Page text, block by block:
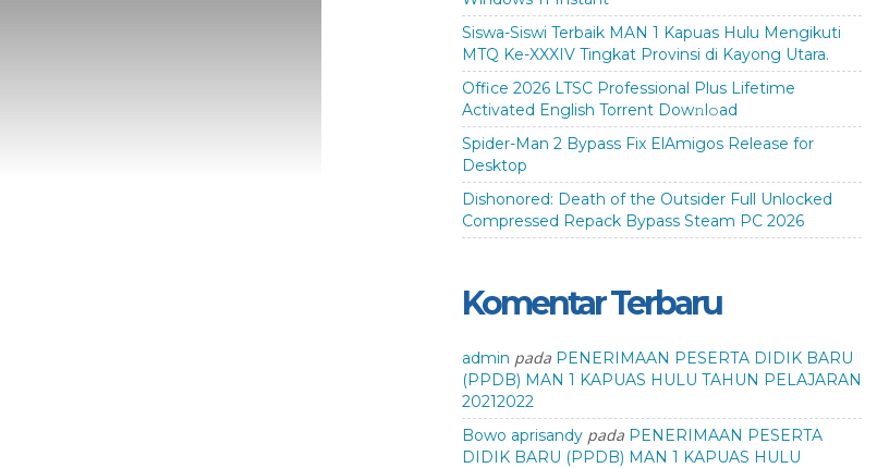
Siswa-Siswi Terbaik MAN 1 Kapuas Hulu Mengikuti
MTQ Ke-XXXIV Tingkat Provinsi di Kayong Utara.
Office 2026 LTSC Professional Plus Lifetime
Activated English Torrent Dow𝚗l𝚘аd
Spider-Man 2 Bypass Fix ElAmigos Release for
Desktop
Dishonored: Death of the Outsider Full Unlocked
Compressed Repack Bypass Steam PC 2026
Komentar Terbaru
admin pada PENERIMAAN PESERTA DIDIK BARU
(PPDB) MAN 1 KAPUAS HULU TAHUN PELAJARAN
20212022
Bowo aprisandypada PENERIMAAN PESERTA
DIDIK BARU (PPDB) MAN 1 KAPUAS HULU